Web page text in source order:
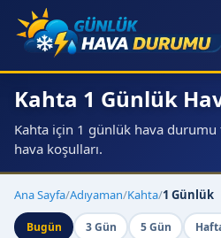
Kahta 1 Günlük
Kahta için 1 günlük hava durumu
hava koşulları.
Ana Sayfa/Adıyaman/Kahta/1 Günlük
Bugün 3 Gün 5 Gün